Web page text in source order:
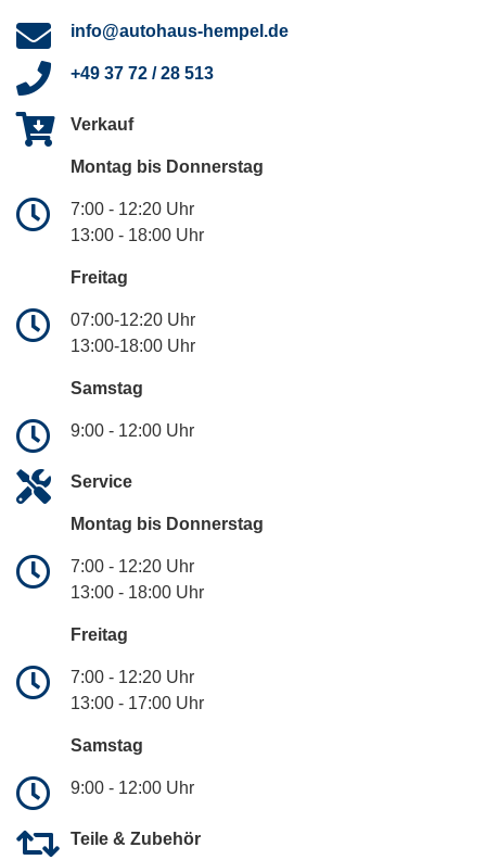
info@autohaus-hempel.de
+49 37 72 / 28 513
Verkauf
Montag bis Donnerstag
7:00 - 12:20 Uhr
13:00 - 18:00 Uhr
Freitag
07:00-12:20 Uhr
13:00-18:00 Uhr
Samstag
9:00 - 12:00 Uhr
Service
Montag bis Donnerstag
7:00 - 12:20 Uhr
13:00 - 18:00 Uhr
Freitag
7:00 - 12:20 Uhr
13:00 - 17:00 Uhr
Samstag
9:00 - 12:00 Uhr
Teile & Zubehör